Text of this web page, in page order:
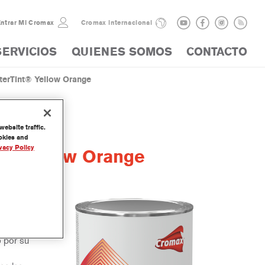
Mi Cromax Cromax internacional
QUIENES SOMOS CONTACTO
Yellow Orange
Yellow Orange
de
por su
traffic.
and
Policy